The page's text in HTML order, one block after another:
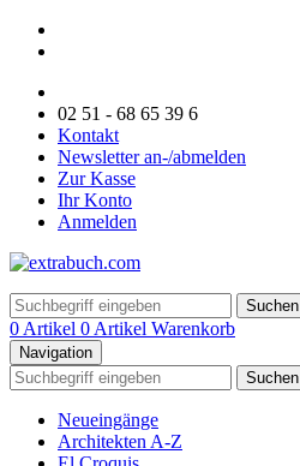
02 51 - 68 65 39 6
Kontakt
Newsletter an-/abmelden
Zur Kasse
Ihr Konto
Anmelden
Suchen
0 Artikel 0 Artikel Warenkorb
Navigation
Suchen
Neueingänge
Architekten A-Z